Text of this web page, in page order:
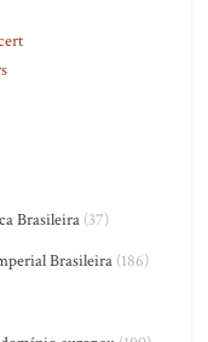
Brasileira (37)
Brasileira (186)